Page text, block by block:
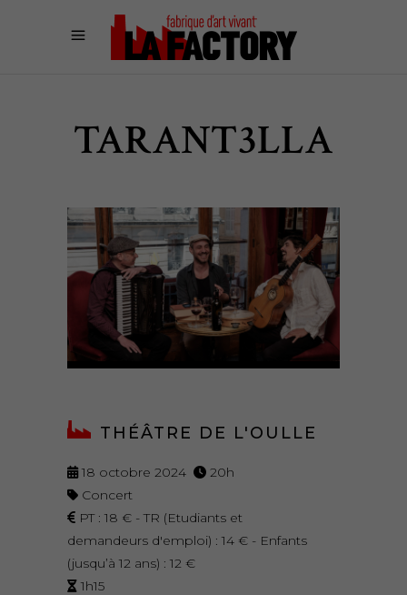
TARANT3LLA
THÉÂTRE DE L'OULLE
18 octobre 2024
20h
Concert
PT : 18 € - TR (Etudiants et
demandeurs d'emploi) : 14 € - Enfants
(jusqu’à 12 ans) : 12 €
1h15